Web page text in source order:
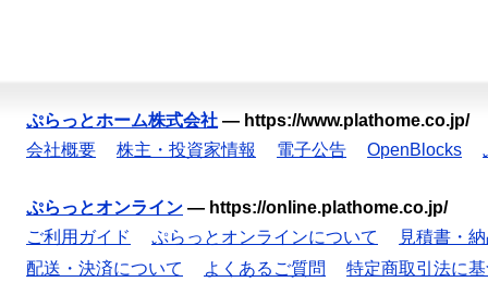
ぷらっとホーム株式会社 — https://www.plathome.co.jp/
会社概要
株主・投資家情報 電子公告 OpenBlocks
ぷらっとオンライン — https://online.plathome.co.jp/
ご利用ガイド
ぷらっとオンラインについて
見積書・
配送・決済について
よくあるご質問
特定商取引法に